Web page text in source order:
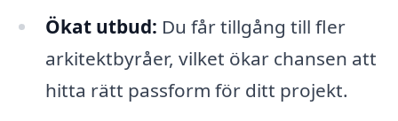
Ökat utbud: Du får tillgång till fler
arkitektbyråer, vilket ökar chansen att
hitta rätt passform för ditt projekt.